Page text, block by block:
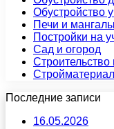
Обустройство
Печи и мангалы
Постройки на
Сад и огород
Строительство
Последние записи
16.05.2026